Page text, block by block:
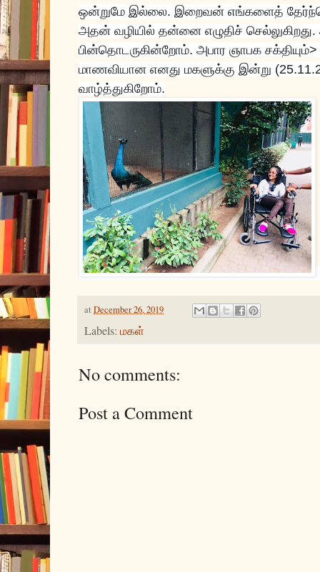
ஒன்றுமே இல்லை. இறைவன் எங்களைத்
அதன் வழியில் தன்னை எழுதிச்
பின்தொடருகின்றோம். அபார ஞாபக
மாணவியான எனது மகளுக்கு இன்று
வாழ்த்துகிறோம்.
at December 26, 2019
Labels: மகள்
No comments:
Post a Comment